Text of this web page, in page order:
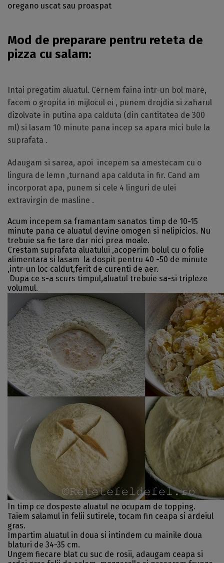
oregano uscat sau proaspat
Mod de preparare pentru reteta de
pizza cu salam:
Intai pregatim aluatul. Cernem faina intr-un bol mare,
facem o gropita in mijlocul ei , punem drojdia si zaharul
dizolvate in putina apa calduta (din cantitatea de 300
ml) si lasam 10 minute pana incep sa apara mici bule la
suprafata .
Adaugam si sarea, apoi incepem sa amestecam cu o
lingura de lemn ,turnand apa calduta in fir. Cand am
incorporat apa, punem si cele 4 linguri de ulei
extravirgin de masline .
Acum incepem sa framantam sanatos timp de 10-15
minute pana ce aluatul devine omogen si nelipicios. Nu
trebuie sa fie tare dar nici prea moale.
Crestam suprafata aluatului ,acoperim bolul cu o folie
alimentara si lasam la dospit pentru 40 -50 de minute
,intr-un loc caldut,ferit de curenti de aer.
Dupa ce s-a scurs timpul,aluatul trebuie sa-si tripleze
volumul.
In timp ce dospeste aluatul ne ocupam de topping.
Taiem salamul in felii sutirele, tocam fin ceapa si ardeiul
gras.
Impartim aluatul in doua si intindem cu mainile doua
blaturi de 34-35 cm.
Ungem fiecare blat cu suc de rosii, adaugam ceapa si